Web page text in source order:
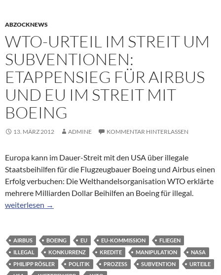
ABZOCKNEWS
WTO-URTEIL IM STREIT UM
SUBVENTIONEN:
ETAPPENSIEG FÜR AIRBUS
UND EU IM STREIT MIT
BOEING
13. MÄRZ 2012 ADMINE KOMMENTAR HINTERLASSEN
Europa kann im Dauer-Streit mit den USA über illegale
Staatsbeihilfen für die Flugzeugbauer Boeing und Airbus einen
Erfolg verbuchen: Die Welthandelsorganisation WTO erklärte
mehrere Milliarden Dollar Beihilfen an Boeing für illegal.
WTO-Urteil im Streit um Subventionen: Etappensieg für Airbus
weiterlesen →
AIRBUS BOEING EU EU-KOMMISSION
FLIEGEN
ILLEGAL
KONKURRENZ KREDITE MANIPULATION
NASA
PHILIPP RÖSLER
POLITIK PROZESS SUBVENTION
URTEILE